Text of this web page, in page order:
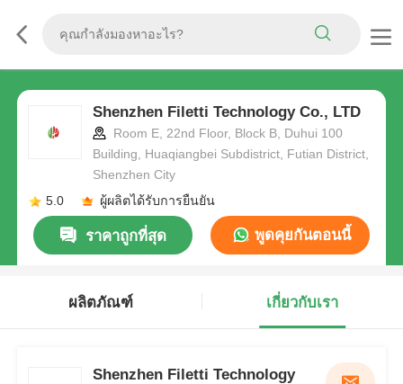
Shenzhen Filetti Technology Co., LTD
Room E, 22nd Floor, Block B, Duhui 100
Building, Huaqiangbei Subdistrict, Futian District,
Shenzhen City
5.0
ผู้ผลิตได้รับการยืนยัน
ราคาถูกที่สุด พูดคุยกันตอนนี้
ผลิตภัณฑ์ เกี่ยวกับเรา
Shenzhen Filetti Technology